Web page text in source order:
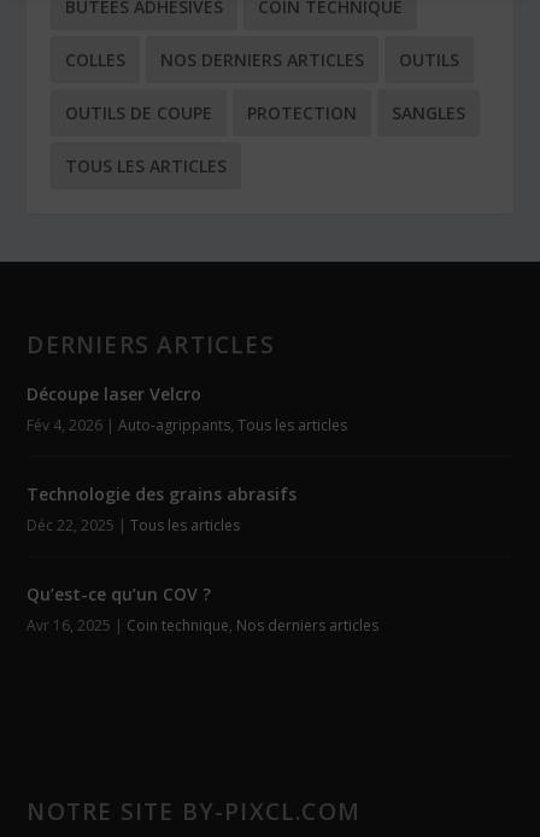
BUTÉES ADHÉSIVES COIN TECHNIQUE
COLLES NOS DERNIERS ARTICLES OUTILS
OUTILS DE COUPE PROTECTION SANGLES
TOUS LES ARTICLES
DERNIERS ARTICLES
Découpe laser Velcro
Fév 4, 2026 |Auto-agrippants,Tous les articles
Technologie des grains abrasifs
Déc 22, 2025 |Tous les articles
Qu’est-ce qu’un COV ?
Avr 16, 2025 | Coin technique, Nos derniers articles
NOTRE SITE BY-PIXCL.COM